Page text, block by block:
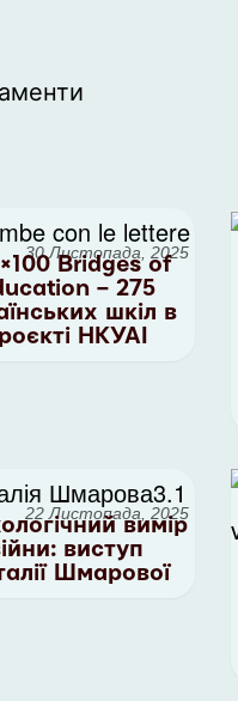
30 Листопада, 2025
Bridges of
– 275
шкіл в
НКУАІ
22 Листопада, 2025
вимір
виступ
Шмарової